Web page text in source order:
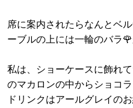
席に案内されたらなんとベ
ーブルの上には一輪のバラ
私は、ショーケースに飾れ
のマカロンの中からショコ
ドリンクはアールグレイの